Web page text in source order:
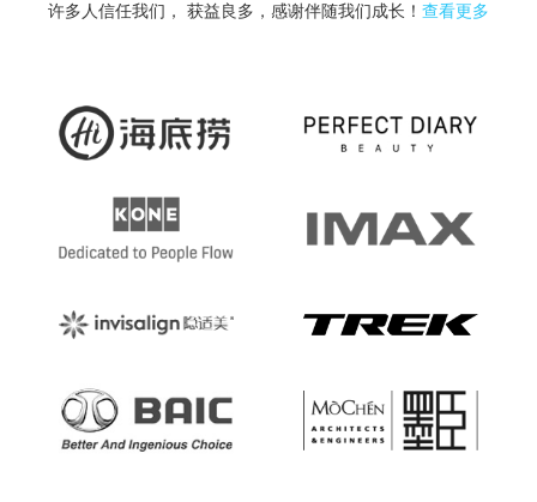
许多人信任我们， 获益良多，感谢伴随我们成长！ 查看更多